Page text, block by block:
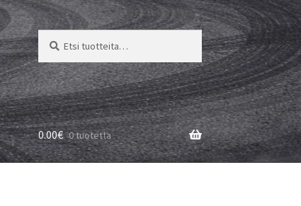
Etsi:
Haku
0.00€ 0 tuotetta